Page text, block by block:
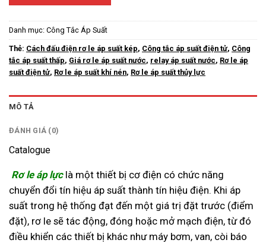
Danh mục: Công Tắc Áp Suất
Thẻ: Cách đấu điện rơ le áp suất kép, Công tắc áp suất điện tử, Công
tắc áp suất thấp, Giá rơ le áp suất nước, relay áp suất nước, Rơ le áp
suất điện tử, Rơ le áp suất khí nén, Rơ le áp suất thủy lực
MÔ TẢ
ĐÁNH GIÁ (0)
Catalogue
Rơ le áp lựclà một thiết bị cơ điện có chức năng
chuyển đổi tín hiệu áp suất thành tín hiệu điện. Khi áp
suất trong hệ thống đạt đến một giá trị đặt trước (điểm
đặt), rơ le sẽ tác động, đóng hoặc mở mạch điện, từ đó
điều khiển các thiết bị khác như máy bơm, van, còi báo